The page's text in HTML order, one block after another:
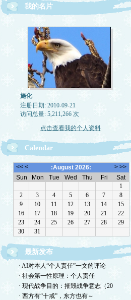
我的名片
施化
注册日期: 2010-09-21
访问总量: 5,211,266 次
点击查看我的个人资料
Calendar
最新发布
· AI对本人“个人责任”一文的评论
· 社会第一性原理：个人责任
· 现代战争目的：摧毁战争意志（20
· 西方有“十戒”，东方也有～